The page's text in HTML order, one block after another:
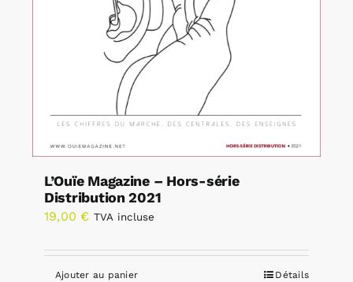
L’Ouïe Magazine – Hors-série
Distribution 2021
19,00 € TVA incluse
Ajouter au panier Détails